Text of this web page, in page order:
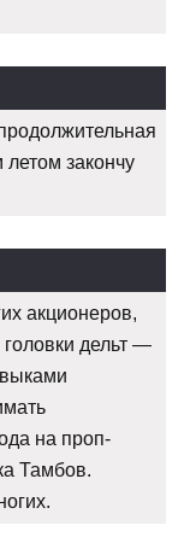
закончу
акционеров,
дельт —
на проп-
Тамбов.